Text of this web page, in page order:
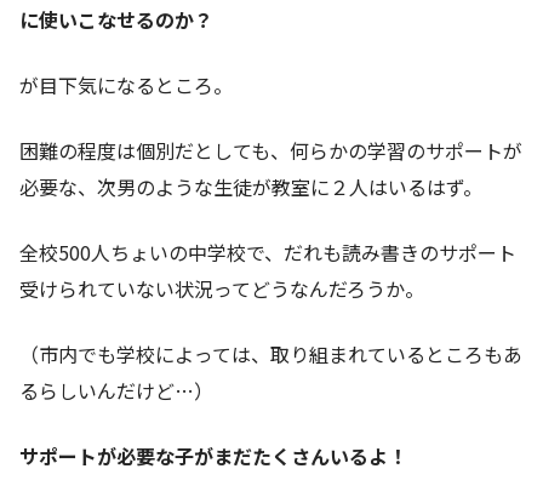
に使いこなせるのか？
が目下気になるところ。
困難の程度は個別だとしても、何らかの学習のサポートが
必要な、次男のような生徒が教室に２人はいるはず。
全校500人ちょいの中学校で、だれも読み書きのサポート
受けられていない状況ってどうなんだろうか。
（市内でも学校によっては、取り組まれているところもあ
るらしいんだけど…）
サポートが必要な子がまだたくさんいるよ！